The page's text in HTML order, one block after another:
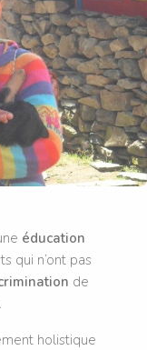
éducation
qui n’ont pas
de
holistique